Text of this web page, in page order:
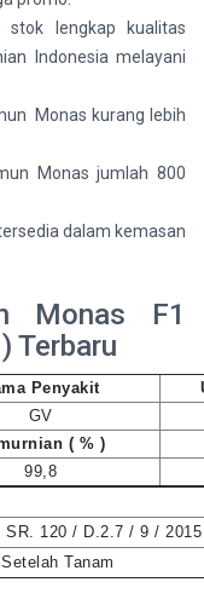
lengkap kualitas
Indonesia melayani
Monas kurang lebih
Monas jumlah 800
dalam kemasan
Monas F1
Terbaru
Penyakit
GV
( % )
99,8
120 / D.2.7 / 9 /
Tanam